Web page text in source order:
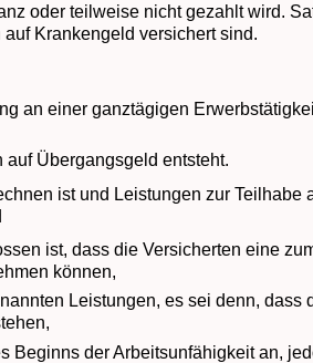
oder teilweise nicht gezahlt wird.
Krankengeld versichert sind.
an einer ganztägigen
auf Übergangsgeld entsteht.
ist und Leistungen zur Teilhabe
ist, dass die Versicherten eine
können,
Leistungen, es sei denn, dass
Beginns der Arbeitsunfähigkeit an,